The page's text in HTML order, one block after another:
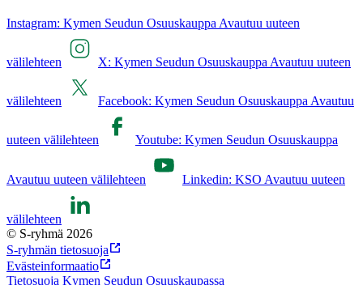
Instagram: Kymen Seudun Osuuskauppa Avautuu uuteen
välilehteen X: Kymen Seudun Osuuskauppa Avautuu uuteen
välilehteen Facebook: Kymen Seudun Osuuskauppa Avautuu
uuteen välilehteen Youtube: Kymen Seudun Osuuskauppa
Avautuu uuteen välilehteen Linkedin: KSO Avautuu uuteen
välilehteen
© S-ryhmä 2026
S-ryhmän tietosuoja
Evästeinformaatio
Tietosuoja Kymen Seudun Osuuskaupassa